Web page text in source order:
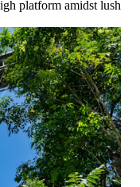
platform amidst lush